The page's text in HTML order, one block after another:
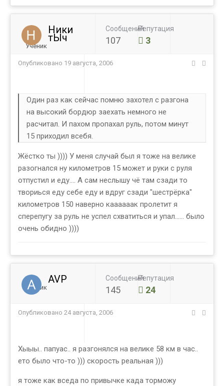
Ники
тЫч
Ученик
Сообщений
107
Репутация
3
Опубликовано 19 августа, 2006
Один раз как сейчас помню захотел с разгона
на высокий бордюр заехать немного не
расчитал. И пахом пропахал руль, потом минут
15 приходил всебя.
Жёстко ты )))) У меня случай был я тоже на велике
разогнался ну километров 15 может и руки с руля
отпустил и еду.... А сам неслышу чё там сзади то
твориься еду себе еду и вдруг сзади "шестрёрка"
километров 150 наверно каааааак пролетит я
сперепугу за руль не успел схватиться и упал...... было
очень обидно ))))
AVP
Ученик
Сообщений
145
Репутация
24
Опубликовано 24 августа, 2006
Хыыы.. папуас.. я разгонялся на велике 58 км в час..
ето было что-то ))) скорость реальная )))
я тоже как вседа по привычке када торможу